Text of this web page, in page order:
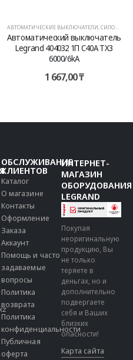
АВТОМАТИЧЕСКИЕ ВЫКЛЮЧАТЕЛИ СИЛОВОЕ ОБОРУДОВАНИЕ
Автоматический выключатель
Legrand 404032 1П C40A TX3
6000/6kA
1 667,00₸
ОБСЛУЖИВАНИЕ
КЛИЕНТОВ
Каталог
О магазине
Контакты
Оформление
Заказа
Аккаунт
Помощь и часто
задаваемые
вопросы
Политика
возврата
Политика
конфиденциальности
Публичная
оферта
ИНТЕРНЕТ-
МАГАЗИН
ОБОРУДОВАНИЯ
LEGRAND
Покупая
неоригинальную
продукцию, Вы
не только
теряете в
деньгах, но и
дополнительно
подвергаете
себя и Ваших
близких
опасности!
Карта сайта